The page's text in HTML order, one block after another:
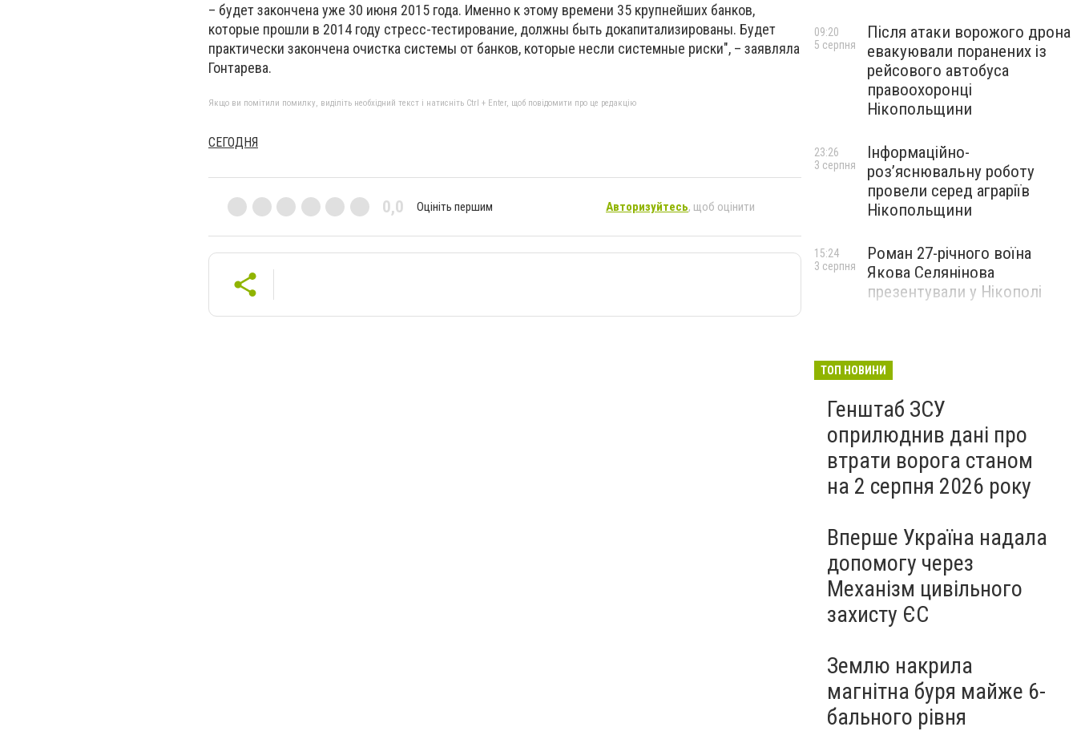
– будет закончена уже 30 июня 2015 года. Именно к этому времени 35 крупнейших банков,
которые прошли в 2014 году стресс-тестирование, должны быть докапитализированы. Будет
практически закончена очистка системы от банков, которые несли системные риски", – заявляла
Гонтарева.
Якщо ви помітили помилку, виділіть необхідний текст і натисніть Ctrl + Enter, щоб повідомити про це редакцію
СЕГОДНЯ
0,0 Оцініть першим Авторизуйтесь, щоб оцінити
Після атаки ворожого дрона
евакуювали поранених із
рейсового автобуса
правоохоронці
Нікопольщини
09:20
5 серпня
Інформаційно-
роз’яснювальну роботу
провели серед аграріїв
Нікопольщини
23:26
3 серпня
Роман 27-річного воїна
Якова Селянінова
презентували у Нікополі
15:24
3 серпня
ТОП НОВИНИ
Генштаб ЗСУ
оприлюднив дані про
втрати ворога станом
на 2 серпня 2026 року
Вперше Україна надала
допомогу через
Механізм цивільного
захисту ЄС
Землю накрила
магнітна буря майже 6-
бального рівня